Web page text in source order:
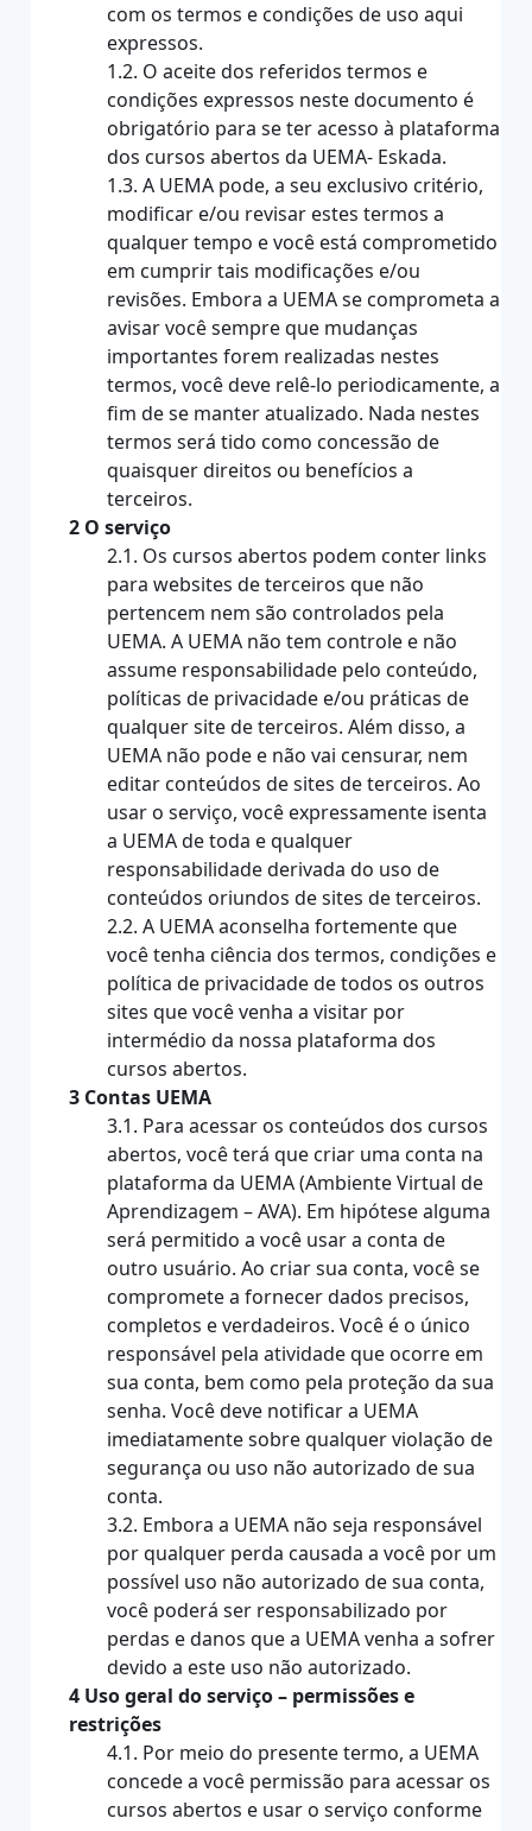
com os termos e condições de uso aqui
expressos.
1.2. O aceite dos referidos termos e
condições expressos neste documento é
obrigatório para se ter acesso à plataforma
dos cursos abertos da UEMA- Eskada.
1.3. A UEMA pode, a seu exclusivo critério,
modificar e/ou revisar estes termos a
qualquer tempo e você está comprometido
em cumprir tais modificações e/ou
revisões. Embora a UEMA se comprometa a
avisar você sempre que mudanças
importantes forem realizadas nestes
termos, você deve relê-lo periodicamente, a
fim de se manter atualizado. Nada nestes
termos será tido como concessão de
quaisquer direitos ou benefícios a
terceiros.
2 O serviço
2.1. Os cursos abertos podem conter links
para websites de terceiros que não
pertencem nem são controlados pela
UEMA. A UEMA não tem controle e não
assume responsabilidade pelo conteúdo,
políticas de privacidade e/ou práticas de
qualquer site de terceiros. Além disso, a
UEMA não pode e não vai censurar, nem
editar conteúdos de sites de terceiros. Ao
usar o serviço, você expressamente isenta
a UEMA de toda e qualquer
responsabilidade derivada do uso de
conteúdos oriundos de sites de terceiros.
2.2. A UEMA aconselha fortemente que
você tenha ciência dos termos, condições e
política de privacidade de todos os outros
sites que você venha a visitar por
intermédio da nossa plataforma dos
cursos abertos.
3 Contas UEMA
3.1. Para acessar os conteúdos dos cursos
abertos, você terá que criar uma conta na
plataforma da UEMA (Ambiente Virtual de
Aprendizagem – AVA). Em hipótese alguma
será permitido a você usar a conta de
outro usuário. Ao criar sua conta, você se
compromete a fornecer dados precisos,
completos e verdadeiros. Você é o único
responsável pela atividade que ocorre em
sua conta, bem como pela proteção da sua
senha. Você deve notificar a UEMA
imediatamente sobre qualquer violação de
segurança ou uso não autorizado de sua
conta.
3.2. Embora a UEMA não seja responsável
por qualquer perda causada a você por um
possível uso não autorizado de sua conta,
você poderá ser responsabilizado por
perdas e danos que a UEMA venha a sofrer
devido a este uso não autorizado.
4 Uso geral do serviço – permissões e
restrições
4.1. Por meio do presente termo, a UEMA
concede a você permissão para acessar os
cursos abertos e usar o serviço conforme